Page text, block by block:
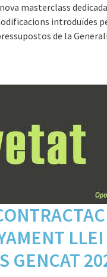
masterclass
introduïdes
de la
LLEI
GENCAT